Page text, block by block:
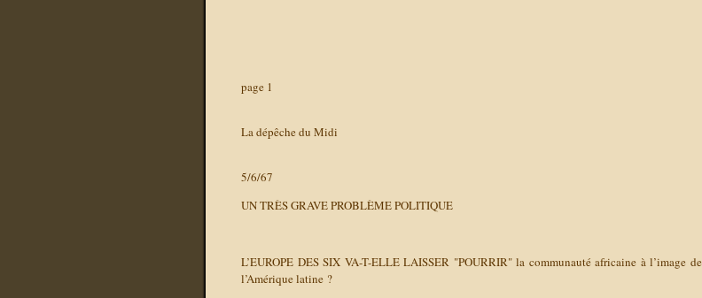
page 1
La dépêche du Midi
5/6/67
UN TRÈS GRAVE PROBLÈME POLITIQUE
L’EUROPE DES SIX VA-T-ELLE LAISSER "POURRIR" la communauté africaine à l’image de
l’Amérique latine ?